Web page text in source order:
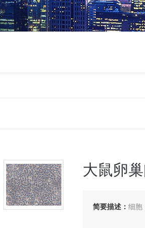
大鼠卵
简要描述：细胞